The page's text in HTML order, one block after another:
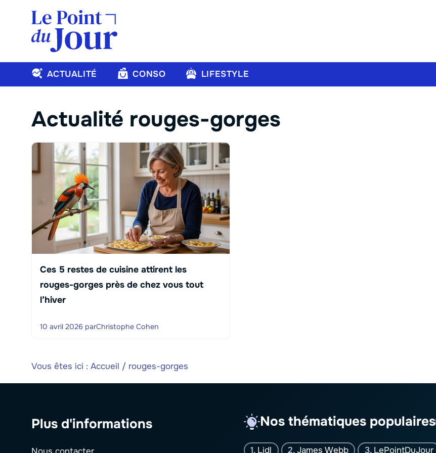
contenu
ACTUALITÉ CONSO LIFESTYLE
Actualité rouges-gorges
Ces 5 restes de cuisine attirent les
rouges-gorges près de chez vous tout
l’hiver
10 avril 2026 parChristophe Cohen
Vous êtes ici : Accueil / rouges-gorges
Plus d'informations Nos thématiques populaires
Lidl James Webb LePointDuJour